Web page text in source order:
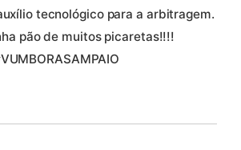
tecnológico para a arbitragem.
pão de muitos picaretas!!!!